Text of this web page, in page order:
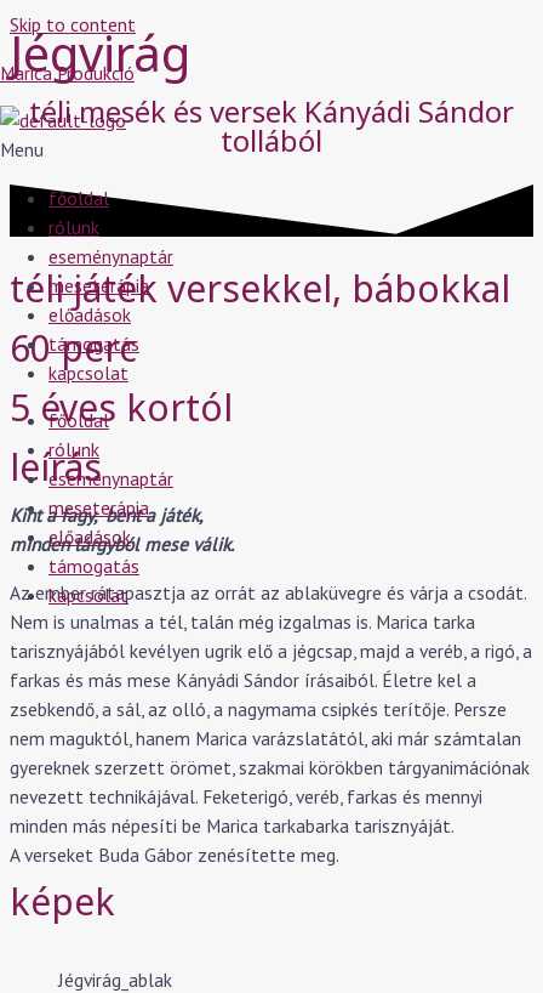
Skip to content
Marica Produkció
Menu
főoldal
rólunk
eseménynaptár
meseterápia
előadások
támogatás
kapcsolat
főoldal
rólunk
eseménynaptár
meseterápia
előadások
támogatás
kapcsolat
Jégvirág
téli mesék és versek Kányádi Sándor
tollából
téli játék versekkel, bábokkal
60 perc
5 éves kortól
leírás
Kint a fagy, bent a játék,
minden tárgyból mese válik.
Az ember rátapasztja az orrát az ablaküvegre és várja a csodát.
Nem is unalmas a tél, talán még izgalmas is. Marica tarka
tarisznyájából kevélyen ugrik elő a jégcsap, majd a veréb, a rigó, a
farkas és más mese Kányádi Sándor írásaiból. Életre kel a
zsebkendő, a sál, az olló, a nagymama csipkés terítője. Persze
nem maguktól, hanem Marica varázslatától, aki már számtalan
gyereknek szerzett örömet, szakmai körökben tárgyanimációnak
nevezett technikájával. Feketerigó, veréb, farkas és mennyi
minden más népesíti be Marica tarkabarka tarisznyáját.
A verseket Buda Gábor zenésítette meg.
képek
Jégvirág_ablak